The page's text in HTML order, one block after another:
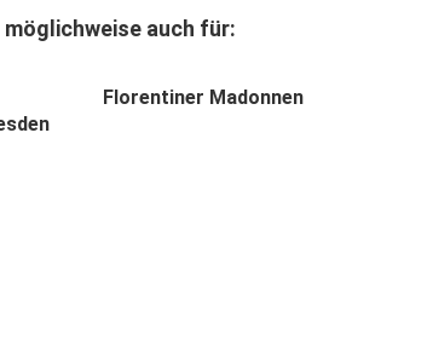
auch für:
Florentiner Madonnen